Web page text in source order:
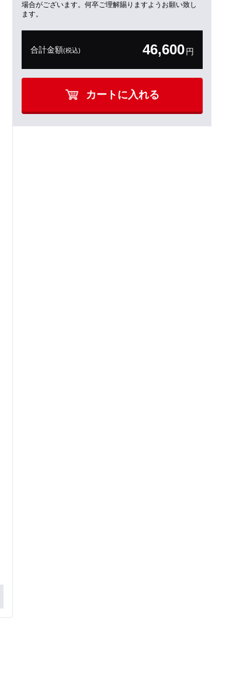
場合がございます。何卒ご理解賜りますようお願い致し
ます。
合計金額(税込) 46,600円
カートに入れる